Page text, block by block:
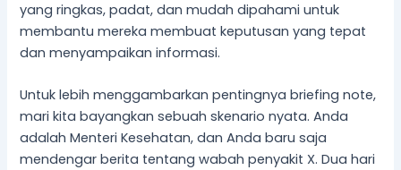
yang ringkas, padat, dan mudah dipahami untuk
membantu mereka membuat keputusan yang tepat
dan menyampaikan informasi.
Untuk lebih menggambarkan pentingnya briefing note,
mari kita bayangkan sebuah skenario nyata. Anda
adalah Menteri Kesehatan, dan Anda baru saja
mendengar berita tentang wabah penyakit X. Dua hari